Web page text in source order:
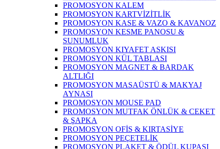
PROMOSYON KALEM
PROMOSYON KARTVİZİTLİK
PROMOSYON KASE & VAZO & KAVANOZ
PROMOSYON KESME PANOSU &
SUNUMLUK
PROMOSYON KIYAFET ASKISI
PROMOSYON KÜL TABLASI
PROMOSYON MAGNET & BARDAK
ALTLIĞI
PROMOSYON MASAÜSTÜ & MAKYAJ
AYNASI
PROMOSYON MOUSE PAD
PROMOSYON MUTFAK ÖNLÜK & CEKET
& ŞAPKA
PROMOSYON OFİS & KIRTASİYE
PROMOSYON PEÇETELİK
PROMOSYON PLAKET & ÖDÜL KUPASI